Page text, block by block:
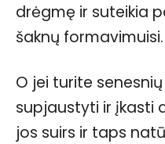
drėgmę ir suteikia
šaknų formavimuisi.
O jei turite
supjaustyti ir įkasti
jos suirs ir taps